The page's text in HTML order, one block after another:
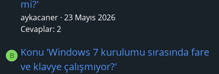
mi?'
aykacaner 23 Mayıs 2026
Cevaplar: 2
B
Konu 'Windows 7 kurulumu sırasında fare
ve klavye çalışmıyor?'